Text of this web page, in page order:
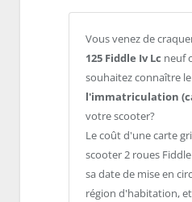
Vous venez de
125 Fiddle Iv Lc neuf
souhaitez connaître le
l'immatriculation
votre scooter?
Le coût d'une carte
scooter 2 roues
sa date de mise en
région d'habitation,